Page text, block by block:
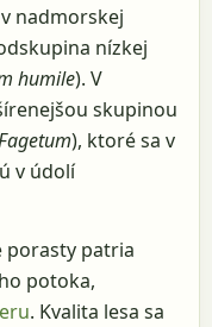
nadmorskej
nízkej
humile). V
skupinou
), ktoré sa v
v údolí
porasty patria
potoka,
. Kvalita lesa sa